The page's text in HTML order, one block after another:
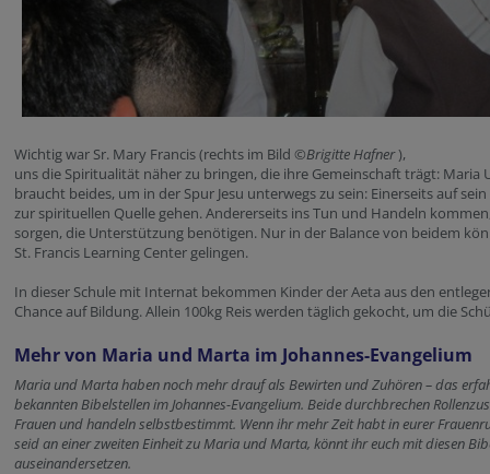
Wichtig war Sr. Mary Francis (rechts im Bild ©Brigitte Hafner),
uns die Spiritualität näher zu bringen, die ihre Gemeinschaft trägt: Maria
braucht beides, um in der Spur Jesu unterwegs zu sein: Einerseits auf
zur spirituellen Quelle gehen. Andererseits ins Tun und Handeln
sorgen, die Unterstützung benötigen. Nur in der Balance von beidem
St. Francis Learning Center gelingen.
In dieser Schule mit Internat bekommen Kinder der Aeta aus den
Chance auf Bildung. Allein 100kg Reis werden täglich gekocht, um die
Mehr von Maria und Marta im Johannes-Evangelium
Maria und Marta haben noch mehr drauf als Bewirten und Zuhören – das
bekannten Bibelstellen im Johannes-Evangelium. Beide durchbrechen
Frauen und handeln selbstbestimmt. Wenn ihr mehr Zeit habt in eurer
seid an einer zweiten Einheit zu Maria und Marta, könnt ihr euch mit diesen
auseinandersetzen.